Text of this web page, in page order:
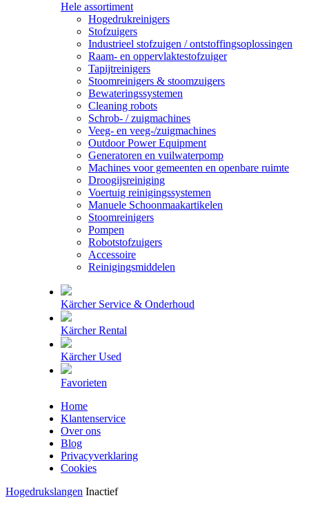
Hele assortiment
Hogedrukreinigers
Stofzuigers
Industrieel stofzuigen / ontstoffingsoplossingen
Raam- en oppervlaktestofzuiger
Tapijtreinigers
Stoomreinigers & stoomzuigers
Bewateringssystemen
Cleaning robots
Schrob- / zuigmachines
Veeg- en veeg-/zuigmachines
Outdoor Power Equipment
Generatoren en vuilwaterpomp
Machines voor gemeenten en openbare ruimte
Droogijsreiniging
Voertuig reinigingssystemen
Manuele Schoonmaakartikelen
Stoomreinigers
Pompen
Robotstofzuigers
Accessoire
Reinigingsmiddelen
Kärcher Service & Onderhoud
Kärcher Rental
Kärcher Used
Favorieten
Home
Klantenservice
Over ons
Blog
Privacyverklaring
Cookies
Hogedrukslangen Inactief